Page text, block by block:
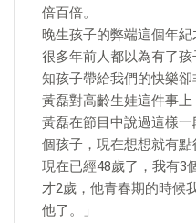
倍百倍。
晚生孩子的弊端這個年
很多年前人都以為有了
知孩子帶給我們的快樂
黃磊對高齡生娃這件事上
黃磊在節目中說過這樣
個孩子，現在想想就有
現在已經48歲了，我有3
才2歲，他青春期的時候
他了。」